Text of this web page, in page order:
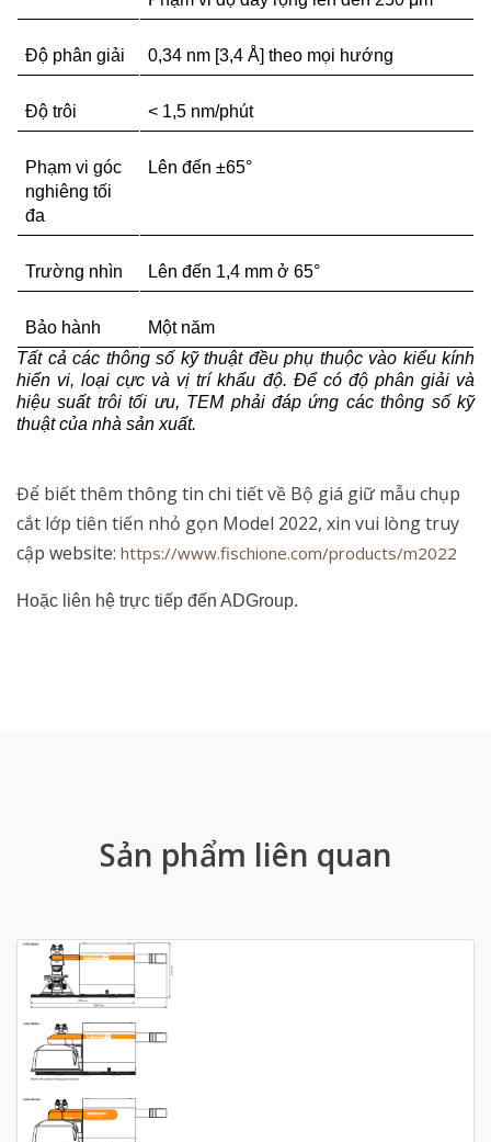
Độ phân giải 0,34 nm [3,4 Å] theo mọi hướng
Độ trôi < 1,5 nm/phút
Phạm vi góc
nghiêng tối
đa
Lên đến ±65°
Trường nhìn Lên đến 1,4 mm ở 65°
Bảo hành
Một năm
Tất cả các thông số kỹ thuật đều phụ thuộc vào kiểu kính
hiển vi, loại cực và vị trí khẩu độ. Để có độ phân giải và
hiệu suất trôi tối ưu, TEM phải đáp ứng các thông số kỹ
thuật của nhà sản xuất.
Để biết thêm thông tin chi tiết về Bộ giá giữ mẫu chụp
cắt lớp tiên tiến nhỏ gọn Model 2022, xin vui lòng truy
cập website: https://www.fischione.com/products/m2022
Hoặc liên hệ trực tiếp đến ADGroup.
Sản phẩm liên quan